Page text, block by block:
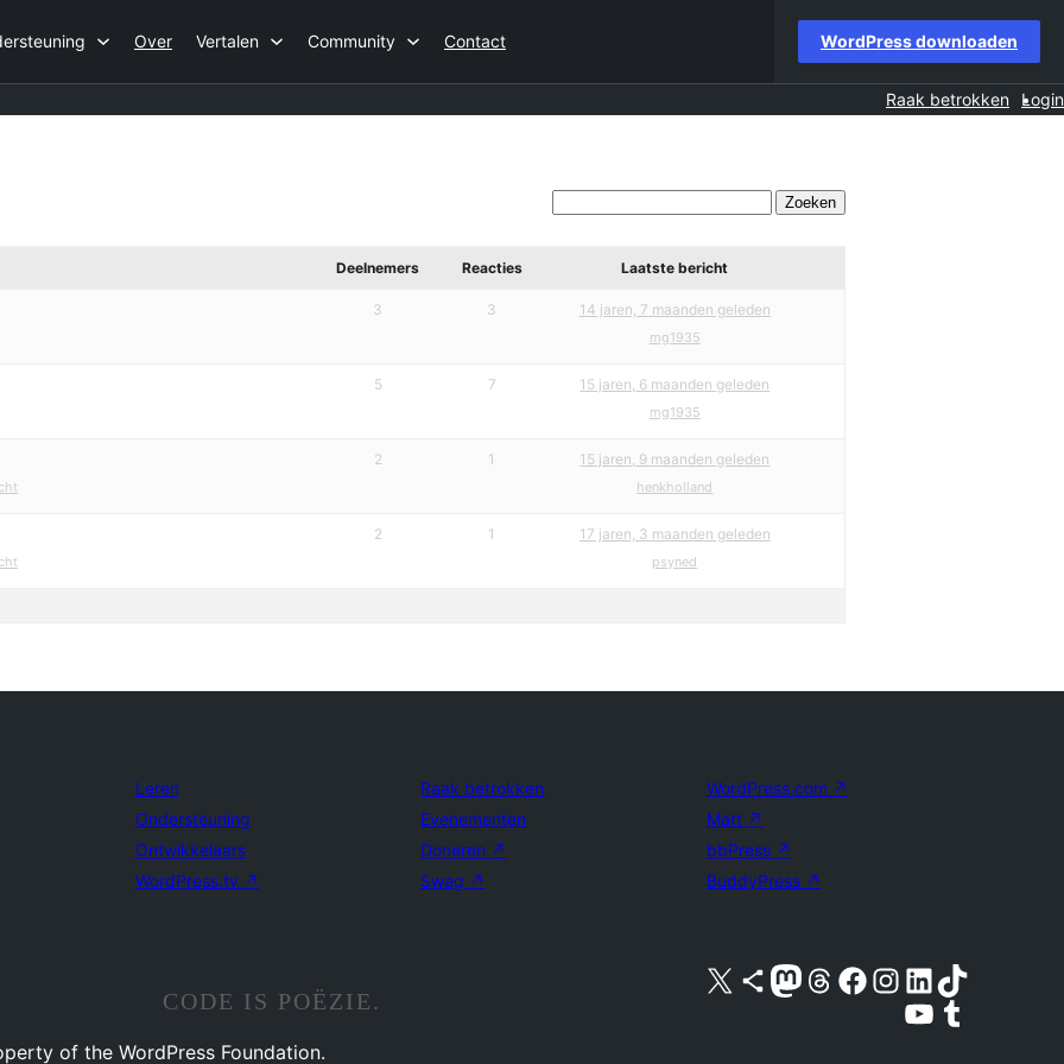
Over Vertalen Community Contact WordPress downloaden
Raak betrokken Login
Deelnemers Reacties Laatste bericht
3 3 14 jaren, 7 maanden geleden
mg1935
5 7 15 jaren, 6 maanden geleden
mg1935
2 1 15 jaren, 9 maanden geleden
henkholland
2 1 17 jaren, 3 maanden geleden
psyned
Leren
Ondersteuning
Ontwikkelaars
WordPress.tv ↗
Raak betrokken
Evenementen
Doneren ↗
Swag ↗
WordPress.com ↗
Matt ↗
bbPress ↗
BuddyPress ↗
Bezoek ons X (voorheen Twitter) account
Bezoek ons Bluesky account
Bezoek ons Mastodon account
Bezoek ons Threads account
Onze Facebook pagina bezoeken
Bezoek ons Instagram account
Bezoek ons LinkedIn account
Bezoek ons TikTok account
Bezoek ons YouTube kanaalBezoek ons Tumblr account
CODE IS POËZIE.
of the WordPress Foundation.